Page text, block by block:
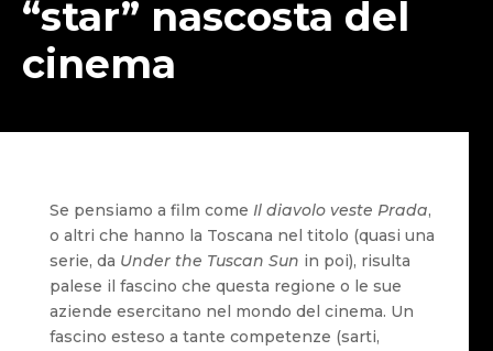
“star” nascosta del
cinema
Se pensiamo a film come Il diavolo veste Prada,
o altri che hanno la Toscana nel titolo (quasi una
serie, da Under the Tuscan Sun in poi), risulta
palese il fascino che questa regione o le sue
aziende esercitano nel mondo del cinema. Un
fascino esteso a tante competenze (sarti,